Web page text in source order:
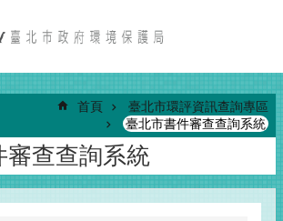
首頁
臺北市環評資訊查詢專區
臺北市書件審查查詢系統
審查查詢系統